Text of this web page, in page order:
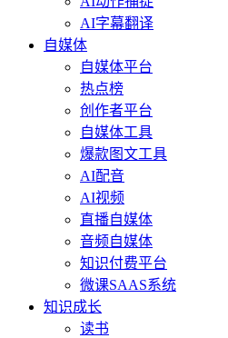
AI字幕翻译
自媒体
自媒体平台
热点榜
创作者平台
自媒体工具
爆款图文工具
AI配音
AI视频
直播自媒体
音频自媒体
知识付费平台
微课SAAS系统
知识成长
读书